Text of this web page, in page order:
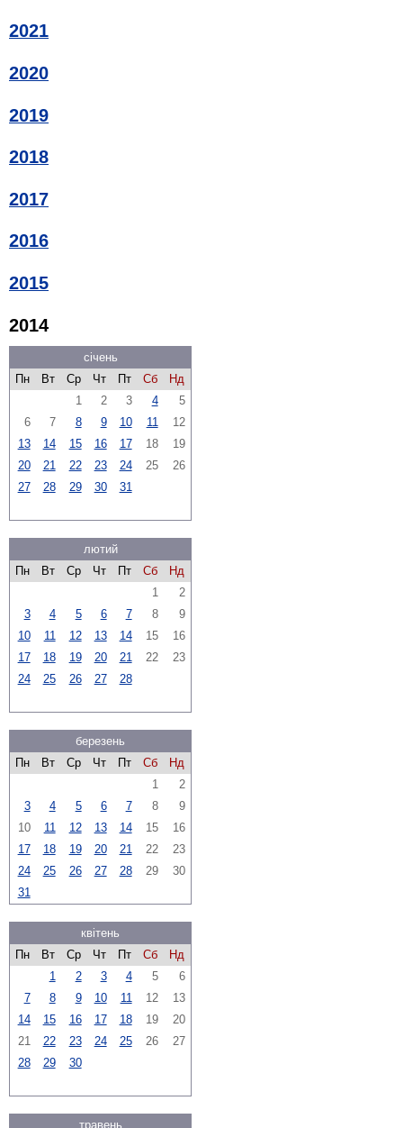
2021
2020
2019
2018
2017
2016
2015
2014
січень
Пн
Вт Ср Чт Пт Сб
Нд
1
2 3 4
5
6
7 8 9 10 11
12
13
14 15 16 17 18
19
20
21 22 23 24 25
26
27
28 29 30 31
лютий
Пн
Вт Ср Чт Пт Сб
Нд
1
2
3
4 5 6 7 8
9
10
11 12 13 14 15
16
17
18 19 20 21 22
23
24
25 26 27 28
березень
Пн
Вт Ср Чт Пт Сб
Нд
1
2
3
4 5 6 7 8
9
10
11 12 13 14 15
16
17
18 19 20 21 22
23
24
25 26 27 28 29
30
31
квітень
Пн
Вт Ср Чт Пт Сб
Нд
1
2 3 4 5
6
7
8 9 10 11 12
13
14
15 16 17 18 19
20
21
22 23 24 25 26
27
28
29 30
травень